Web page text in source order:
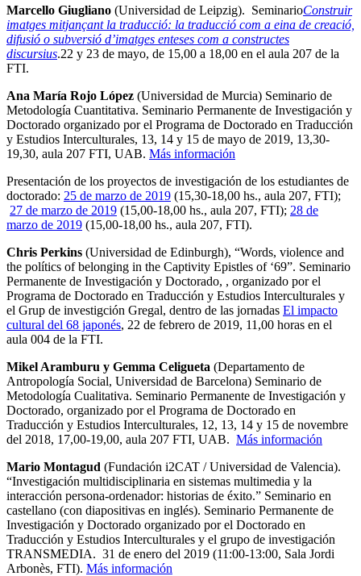
Marcello Giugliano (Universidad de Leipzig). SeminarioConstruir
imatges mitjançant la traducció: la traducció com a eina de creació,
difusió o subversió d’imatges enteses com a constructes
discursius.22 y 23 de mayo, de 15,00 a 18,00 en el aula 207 de la
FTI.
Ana María Rojo López (Universidad de Murcia) Seminario de
Metodología Cuantitativa. Seminario Permanente de Investigación y
Doctorado organizado por el Programa de Doctorado en Traducción
y Estudios Interculturales, 13, 14 y 15 de mayo de 2019, 13,30-
19,30, aula 207 FTI, UAB. Más información
Presentación de los proyectos de investigación de los estudiantes de
doctorado: 25 de marzo de 2019 (15,30-18,00 hs., aula 207, FTI);
27 de marzo de 2019 (15,00-18,00 hs., aula 207, FTI); 28 de
marzo de 2019 (15,00-18,00 hs., aula 207, FTI).
Chris Perkins (Universidad de Edinburgh), “Words, violence and
the polítics of belonging in the Captivity Epistles of ‘69”. Seminario
Permanente de Investigación y Doctorado, , organizado por el
Programa de Doctorado en Traducción y Estudios Interculturales y
el Grup de investigción Gregal, dentro de las jornadas El impacto
cultural del 68 japonés, 22 de febrero de 2019, 11,00 horas en el
aula 004 de la FTI.
Mikel Aramburu y Gemma Celigueta (Departamento de
Antropología Social, Universidad de Barcelona) Seminario de
Metodología Cualitativa. Seminario Permanente de Investigación y
Doctorado, organizado por el Programa de Doctorado en
Traducción y Estudios Interculturales, 12, 13, 14 y 15 de novembre
del 2018, 17,00-19,00, aula 207 FTI, UAB. Más información
Mario Montagud (Fundación i2CAT / Universidad de Valencia).
“Investigación multidisciplinaria en sistemas multimedia y la
interacción persona-ordenador: historias de éxito.” Seminario en
castellano (con diapositivas en inglés). Seminario Permanente de
Investigación y Doctorado organizado por el Doctorado en
Traducción y Estudios Interculturales y el grupo de investigación
TRANSMEDIA. 31 de enero del 2019 (11:00-13:00, Sala Jordi
Arbonès, FTI). Más información